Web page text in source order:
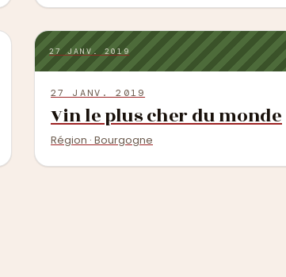
27 JANV. 2019
27 JANV. 2019
Vin le plus cher du monde
Région · Bourgogne